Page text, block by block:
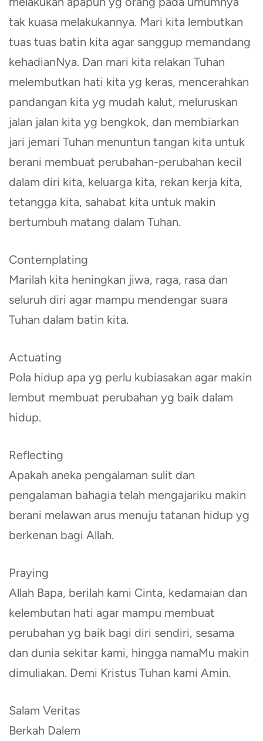
tak kuasa melakukannya. Mari kita lembutkan
tuas tuas batin kita agar sanggup memandang
kehadianNya. Dan mari kita relakan Tuhan
melembutkan hati kita yg keras, mencerahkan
pandangan kita yg mudah kalut, meluruskan
jalan jalan kita yg bengkok, dan membiarkan
jari jemari Tuhan menuntun tangan kita untuk
berani membuat perubahan-perubahan kecil
dalam diri kita, keluarga kita, rekan kerja kita,
tetangga kita, sahabat kita untuk makin
bertumbuh matang dalam Tuhan.
Contemplating
Marilah kita heningkan jiwa, raga, rasa dan
seluruh diri agar mampu mendengar suara
Tuhan dalam batin kita.
Actuating
Pola hidup apa yg perlu kubiasakan agar makin
lembut membuat perubahan yg baik dalam
hidup.
Reflecting
Apakah aneka pengalaman sulit dan
pengalaman bahagia telah mengajariku makin
berani melawan arus menuju tatanan hidup yg
berkenan bagi Allah.
Praying
Allah Bapa, berilah kami Cinta, kedamaian dan
kelembutan hati agar mampu membuat
perubahan yg baik bagi diri sendiri, sesama
dan dunia sekitar kami, hingga namaMu makin
dimuliakan. Demi Kristus Tuhan kami Amin.
Salam Veritas
Berkah Dalem